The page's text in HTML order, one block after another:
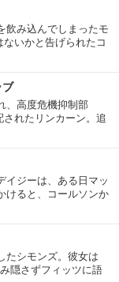
る中、シールドは彼
に“謎の武装集団”に
んなある日、ついに3
を溶かす能力を持った
飲み込んでしまったモ
ないかと告げられたコ
へ向かったシールド
着くと、そこでモノ
うな“穴”と“ある機
ォードの殺害を長官
ブ
、高度危機抑制部
されたリンカーン。追
ネがある友人のスパ
器売買の話を彼に持
ためにはある条件を満
なんと、それはファイ
イジーは、ある日マッ
けると、コールソンか
病院でリンカーンを
とがわかる。現場で
Ａ解析した結果、犯
明。そして被害者の
たシモンズ。彼女は
隠さずフィッツに語